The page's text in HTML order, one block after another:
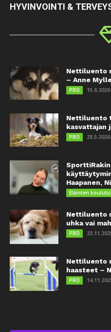
HYVINVOINTI &
Nettiluento
– Anne
PRO 15.6.2026
Nettiluento
kasvattajan
PRO 28.5.2026
Haapanen,
Eläinten
Nettiluento
uhka vai
PRO
Nettiluento
haasteet –
PRO